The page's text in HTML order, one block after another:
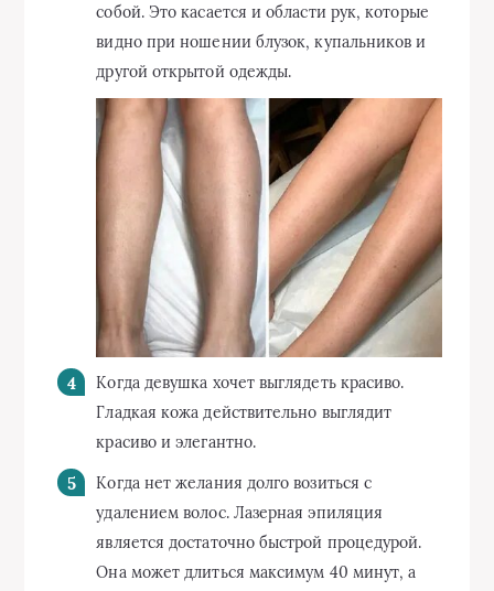
собой. Это касается и области рук, которые
видно при ношении блузок, купальников и
другой открытой одежды.
Когда девушка хочет выглядеть красиво.
Гладкая кожа действительно выглядит
красиво и элегантно.
Когда нет желания долго возиться с
удалением волос. Лазерная эпиляция
является достаточно быстрой процедурой.
Она может длиться максимум 40 минут, а